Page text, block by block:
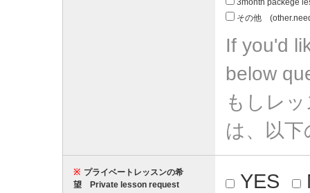
3month packege
その他
If you'd
below
もしレ
は、以
※ プライベートレッスンの希
望 Private lesson request
YES